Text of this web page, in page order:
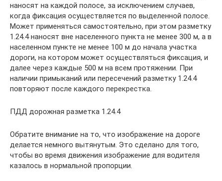
наносят на каждой полосе, за исключением случаев,
когда фиксация осуществляется по выделенной полосе.
Может применяться самостоятельно, при этом разметку
1.24.4 наносят вне населенного пункта не менее 300 м, а в
населенном пункте не менее 100 м до начала участка
дороги, на котором может осуществляться фиксация, и
далее через каждые 500 м на всем протяжении. При
наличии примыканий или пересечений разметку 1.24.4
повторяют после каждого перекрестка.
ПДД дорожная разметка 1.24.4
Обратите внимание на то, что изображение на дороге
делается немного вытянутым. Это сделано для того,
чтобы во время движения изображение для водителя
казалось в нормальной пропорции.